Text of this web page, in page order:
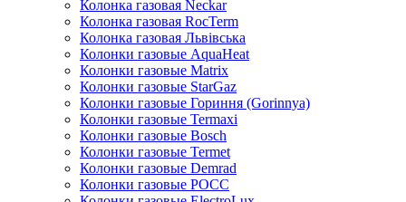
Колонка газовая Neckar
Колонка газовая RocTerm
Колонка газовая Львiвська
Колонки газовые AquaHeat
Колонки газовые Matrix
Колонки газовые StarGaz
Колонки газовые Гориння (Gorinnya)
Колонки газовые Termaxi
Колонки газовые Bosch
Колонки газовые Termet
Колонки газовые Demrad
Колонки газовые РОСС